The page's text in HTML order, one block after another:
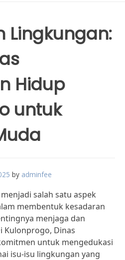
Lingkungan:
Hidup
untuk
by adminfee
salah satu aspek
membentuk kesadaran
menjaga dan
Kulonprogo, Dinas
untuk mengedukasi
isu-isu lingkungan yang